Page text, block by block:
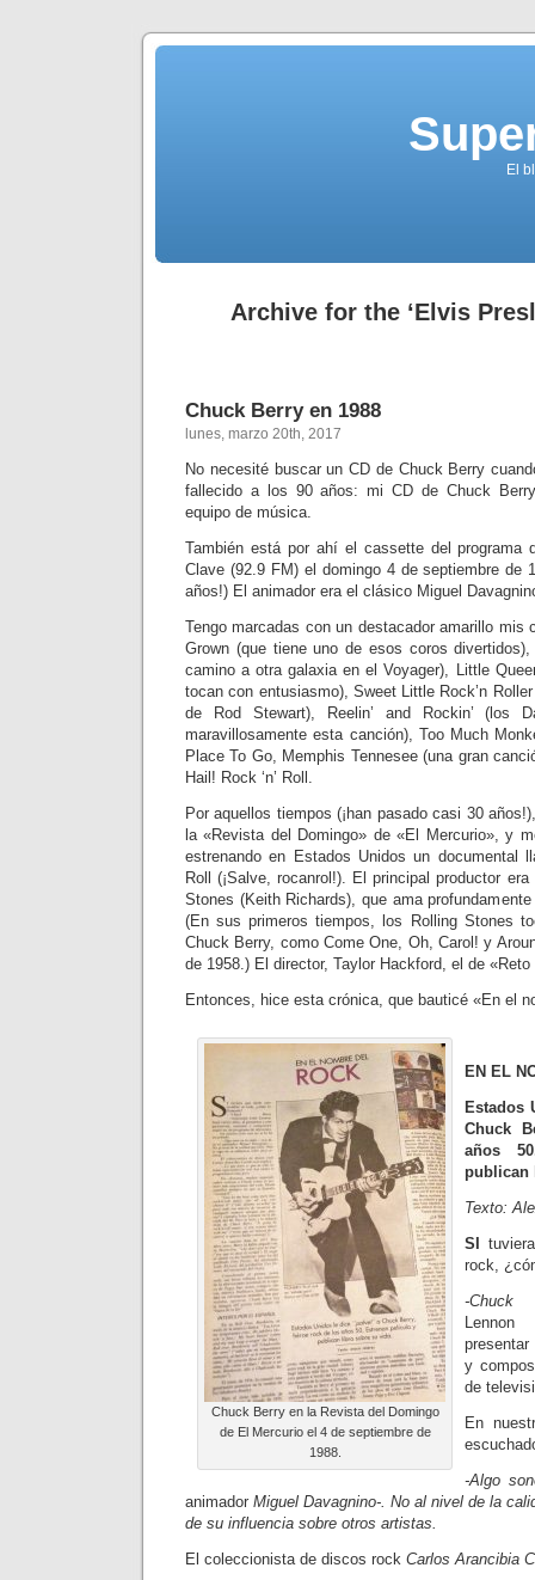
El
Archive for the ‘Elvis
Chuck Berry en 1988
lunes, marzo 20th, 2017
No necesité buscar un CD de Chuck Berry
fallecido a los 90 años: mi CD de Chuck
equipo de música.
También está por ahí el cassette del programa
Clave (92.9 FM) el domingo 4 de septiembre de
años!) El animador era el clásico Miguel
Tengo marcadas con un destacador amarillo mis
Grown (que tiene uno de esos coros
camino a otra galaxia en el Voyager), Little
tocan con entusiasmo), Sweet Little Rock’n
de Rod Stewart), Reelin’ and Rockin’ (los
maravillosamente esta canción), Too Much
Place To Go, Memphis Tennesee (una gran
Hail! Rock ‘n’ Roll.
Por aquellos tiempos (¡han pasado casi 30
la «Revista del Domingo» de «El Mercurio», y
estrenando en Estados Unidos un documental
Roll (¡Salve, rocanrol!). El principal productor
Stones (Keith Richards), que ama
(En sus primeros tiempos, los Rolling Stones
Chuck Berry, como Come One, Oh, Carol! y
de 1958.) El director, Taylor Hackford, el de
Entonces, hice esta crónica, que bauticé «En el
Chuck Berry en la Revista del Domingo
de El Mercurio el 4 de septiembre de
1988.
EN EL
Estados
Chuck
años
publican
Texto:
SI
rock,
-Chuck
y
de
En
-Algo
animador Miguel Davagnino-. No al nivel de la
de su influencia sobre otros artistas.
El coleccionista de discos rock Carlos Arancibia